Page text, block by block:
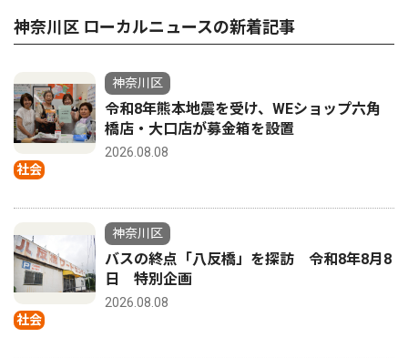
神奈川区 ローカルニュースの新着記事
社会
神奈川区
令和8年熊本地震を受け、WEショップ六角
橋店・大口店が募金箱を設置
2026.08.08
社会
神奈川区
バスの終点「八反橋」を探訪 令和8年8月8
日 特別企画
2026.08.08